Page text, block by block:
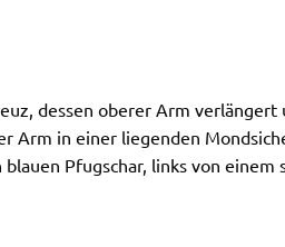
dessen oberer Arm
Arm in einer liegenden
Pfugschar, links von einem